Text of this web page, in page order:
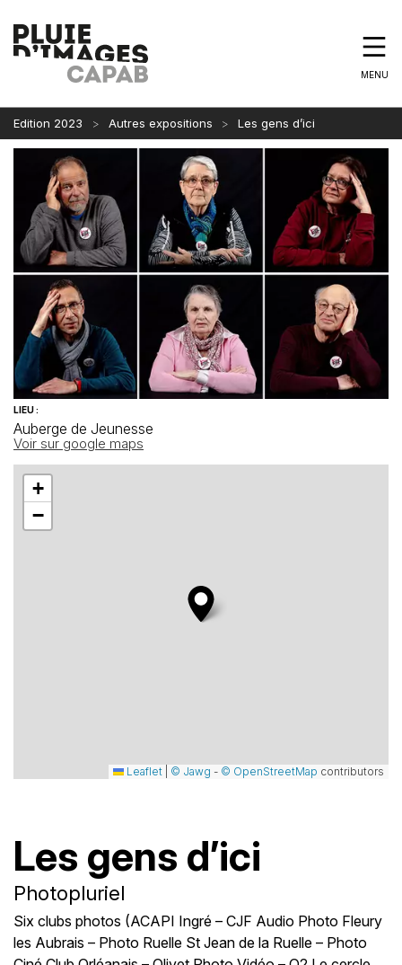
MENU
Edition 2023 Autres expositions Les gens d’ici
Les gens d’ici
Photopluriel
Six clubs photos (ACAPI Ingré – CJF Audio Photo Fleury
les Aubrais – Photo Ruelle St Jean de la Ruelle – Photo
LIEU :
Auberge de Jeunesse
Voir sur google maps
+
−
Leaflet © Jawg - © OpenStreetMap contributors